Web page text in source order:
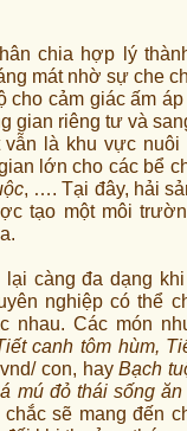
chia hợp lý
mát nhờ sự che
cho cảm giác ấm
gian riêng tư và
vẫn là khu vực nuôi
lớn cho các bể
, …. Tại đây, hải
tạo một môi
lại càng đa dạng
nghiệp có thể
nhau. Các món
canh tôm hùm,
con, hayBạch
mú đỏ thái sống
sẽ mang đến